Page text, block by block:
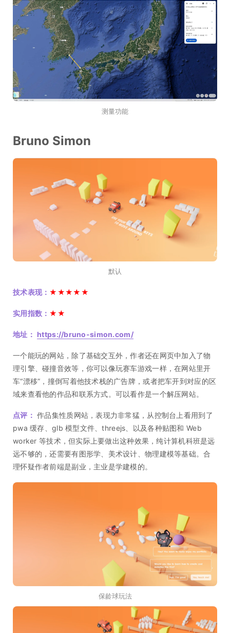
测量功能
Bruno Simon
默认
技术表现： ★★★★★
实用指数： ★★
地址： https://bruno-simon.com/
一个能玩的网站，除了基础交互外，作者还在网页中加入了物
理引擎、碰撞音效等，你可以像玩赛车游戏一样，在网站里开
车“漂移”，撞倒写着他技术栈的广告牌，或者把车开到对应的区
域来查看他的作品和联系方式。可以看作是一个解压网站。
点评： 作品集性质网站，表现力非常猛，从控制台上看用到了
pwa 缓存、glb 模型文件、threejs、以及各种贴图和 Web
worker 等技术，但实际上要做出这种效果，纯计算机科班是远
远不够的，还需要有图形学、美术设计、物理建模等基础。合
理怀疑作者前端是副业，主业是学建模的。
保龄球玩法